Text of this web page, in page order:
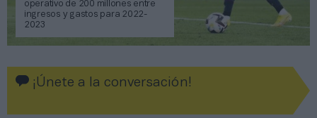
operativo de 200 millones entre
ingresos y gastos para 2022-
2023
¡Únete a la conversación!